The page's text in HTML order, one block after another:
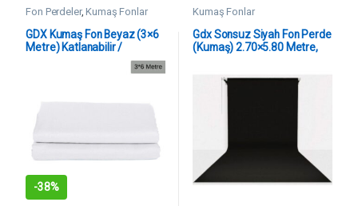
Fon Perdeler,Kumaş Fonlar
GDX Kumaş Fon Beyaz (3×6
Metre) Katlanabilir /
-38%
Kumaş Fonlar
Gdx Sonsuz Siyah Fon Perde
(Kumaş) 2.70×5.80 Metre,